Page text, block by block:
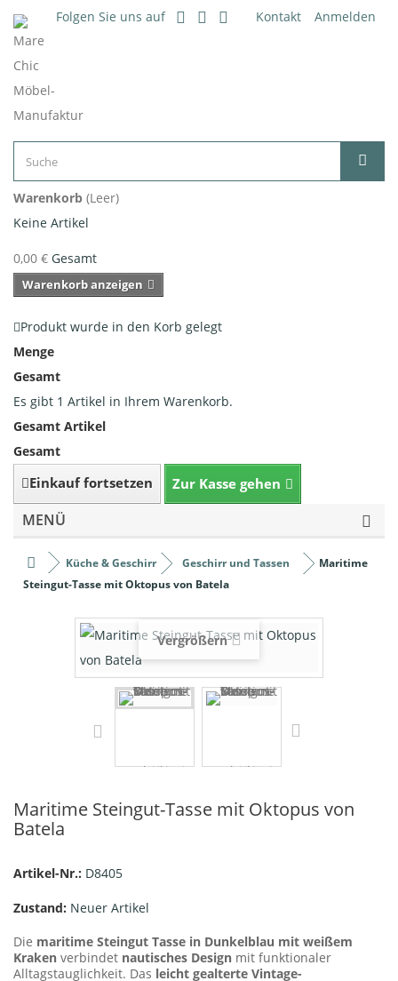
Anmelden
Kontakt
Folgen Sie uns auf
Warenkorb (Leer)
Keine Artikel
0,00 € Gesamt
Warenkorb anzeigen
Produkt wurde in den Korb gelegt
Menge
Gesamt
Es gibt 1 Artikel in Ihrem Warenkorb.
Gesamt Artikel
Gesamt
Einkauf fortsetzen Zur Kasse gehen
MENÜ
Küche & Geschirr Geschirr und Tassen
Maritime
Steingut-Tasse mit Oktopus von Batela
Vergrößern
Maritime Steingut-Tasse mit Oktopus von
Batela
Artikel-Nr.: D8405
Zustand: Neuer Artikel
Die maritime Steingut Tasse in Dunkelblau mit weißem
Kraken verbindet nautisches Design mit funktionaler
Alltagstauglichkeit. Das leicht gealterte Vintage-